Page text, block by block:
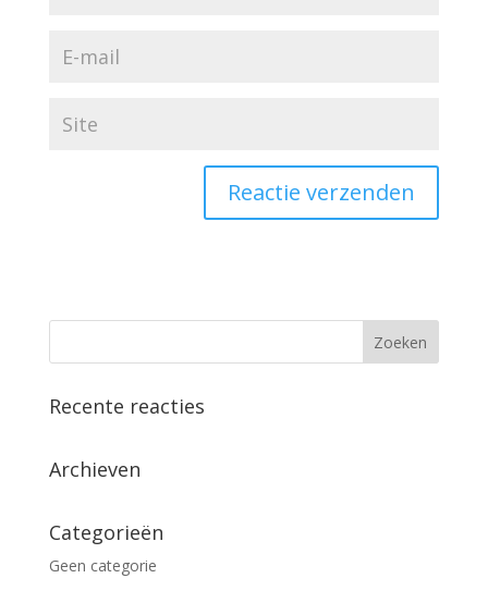
Recente reacties
Archieven
Categorieën
Geen categorie